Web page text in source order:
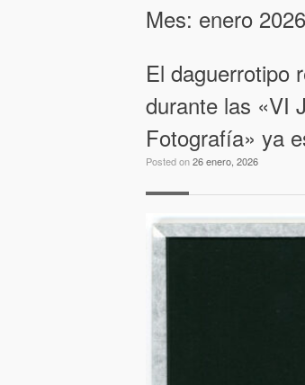
Mes: enero 2026
El daguerrotipo
durante las «VI
Fotografía» ya
Posted on26 enero, 2026